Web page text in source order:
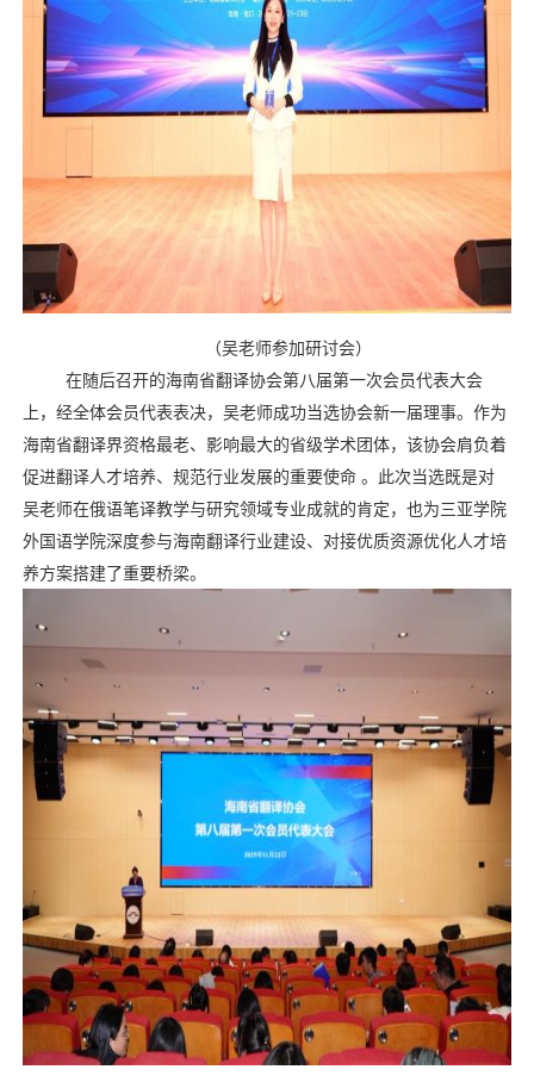
（吴老师参加研讨会）
在随后召开的海南省翻译协会第八届第一次会员代表大会
上，经全体会员代表表决，吴老师成功当选协会新一届理事。作为
海南省翻译界资格最老、影响最大的省级学术团体，该协会肩负着
促进翻译人才培养、规范行业发展的重要使命 。此次当选既是对
吴老师在俄语笔译教学与研究领域专业成就的肯定，也为三亚学院
外国语学院深度参与海南翻译行业建设、对接优质资源优化人才培
养方案搭建了重要桥梁。